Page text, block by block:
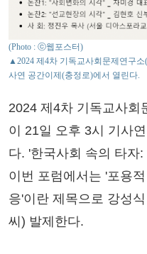
(Photo : ⓒ웹포스터)
▲2024 제4차 기독교사회문제연구
사연 공간이제(충정로)에서 열린다.
2024 제4차 기독교사회
이 21일 오후 3시 기사
다. '한국사회 속의 타자
이번 포럼에서는 '포용
응'이란 제목으로 강성
씨) 발제한다.